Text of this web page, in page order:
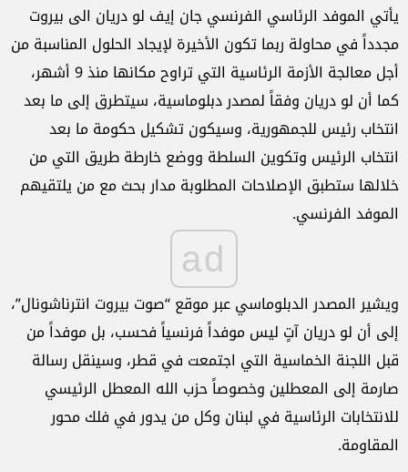
يأتي الموفد الرئاسي الفرنسي جان إيف لو دريان الى بيروت
مجدداً في محاولة ربما تكون الأخيرة لإيجاد الحلول المناسبة من
أجل معالجة الأزمة الرئاسية التي تراوح مكانها منذ 9 أشهر،
كما أن لو دريان وفقاً لمصدر دبلوماسية، سيتطرق إلى ما بعد
انتخاب رئيس للجمهورية، وسيكون تشكيل حكومة ما بعد
انتخاب الرئيس وتكوين السلطة ووضع خارطة طريق التي من
خلالها ستطبق الإصلاحات المطلوبة مدار بحث مع من يلتقيهم
الموفد الفرنسي.
ad
ويشير المصدر الدبلوماسي عبر موقع “صوت بيروت انترناشونال”،
إلى أن لو دريان آتٍ ليس موفداً فرنسياً فحسب، بل موفداً من
قبل اللجنة الخماسية التي اجتمعت في قطر، وسينقل رسالة
صارمة إلى المعطلين وخصوصاً حزب الله المعطل الرئيسي
للانتخابات الرئاسية في لبنان وكل من يدور في فلك محور
المقاومة.